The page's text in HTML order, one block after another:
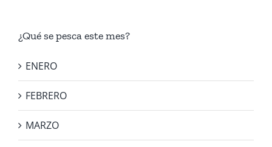
¿Qué se pesca este mes?
ENERO
FEBRERO
MARZO